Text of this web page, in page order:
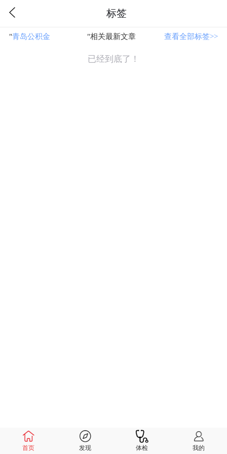
标签
"青岛公积金 "相关最新文章 查看全部标签>>
已经到底了！
首页 发现 体检 我的